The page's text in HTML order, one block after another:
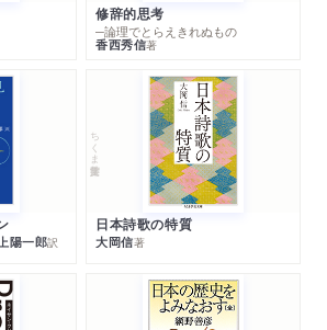
修辞的思考
─論理でとらえきれぬもの
香西秀信著
陽一郎訳
ちくま学芸文庫
日本詩歌の特質
大岡信著